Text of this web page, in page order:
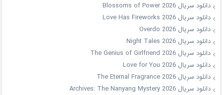
دانلود سریال Blossoms of Power 2026
دانلود سریال Love Has Fireworks 2026
دانلود سریال Overdo 2026
دانلود سریال Night Tales 2026
دانلود سریال The Genius of Girlfriend 2026
دانلود سریال Love for You 2026
دانلود سریال The Eternal Fragrance 2026
دانلود سریال Archives: The Nanyang Mystery 2026